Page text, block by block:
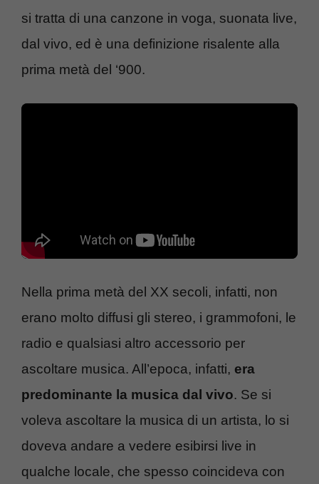
si tratta di una canzone in voga, suonata live,
dal vivo, ed è una definizione risalente alla
prima metà del ‘900.
Nella prima metà del XX secoli, infatti, non
erano molto diffusi gli stereo, i grammofoni, le
radio e qualsiasi altro accessorio per
ascoltare musica. All’epoca, infatti, era
predominante la musica dal vivo. Se si
voleva ascoltare la musica di un artista, lo si
doveva andare a vedere esibirsi live in
qualche locale, che spesso coincideva con